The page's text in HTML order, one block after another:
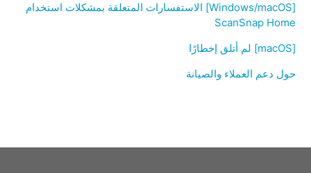
[Windows/macOS] الاستفسارات المتعلقة بمشكلات استخدام
ScanSnap Home
[macOS] لم أتلق إخطارًا
حول دعم العملاء والصيانة